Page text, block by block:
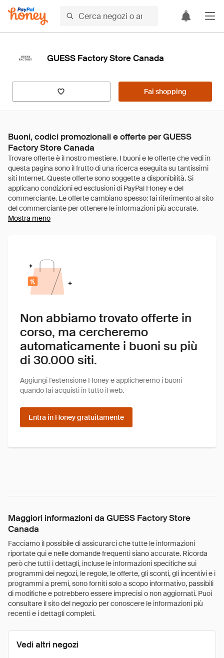
GUESS Factory Store Canada
Fai shopping
Buoni, codici promozionali e offerte per GUESS
Factory Store Canada
Mostra meno
Non abbiamo trovato offerte in
corso, ma cercheremo
automaticamente i buoni su più
di 30.000 siti.
Aggiungi l'estensione Honey e applicheremo i buoni
quando fai acquisti in tutto il web.
Entra in Honey gratuitamente
Maggiori informazioni da GUESS Factory Store
Canada
Facciamo il possibile di assicurarci che tutte le informazioni
riportate qui e nelle domande frequenti siano accurate. Ricorda
però che tutti i dettagli, incluse le informazioni specifiche sui
programmi dei negozi, le regole, le offerte, gli sconti, gli incentivi e i
programmi a premi, sono forniti solo a scopo informativo, passibili
di modifiche e potrebbero essere imprecisi o non aggiornati. Puoi
consultare il sito del negozio per conoscere le informazioni più
recenti e i dettagli completi.
Vedi altri negozi